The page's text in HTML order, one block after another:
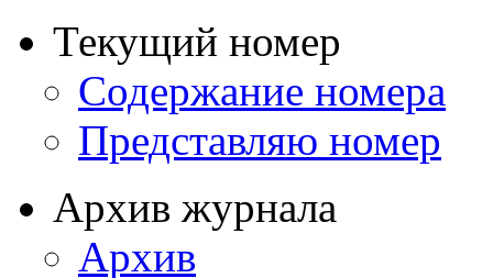
Текущий номер
Содержание номера
Представляю номер
Архив журнала
Архив